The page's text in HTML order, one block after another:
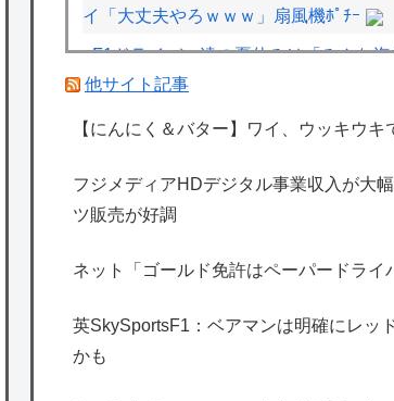
イ「大丈夫やろｗｗｗ」扇風機ﾎﾟﾁｰ
F1ドライバー達の夏休みは「みんな海
な」「南半球にスキーしに行くやついね
か」との意見
増、FODのF1配信や外部プラットフォ
F1ハンガリーGPのアストンマーチン
努力のおかげ」
他サイト記事
【にんにく＆バター】ワイ、ウッキウキ
フジメディアHDデジタル事業収入が大
ツ販売が好調
ネット「ゴールド免許はペーパードラ
英SkySportsF1：ベアマンは明確にレッ
かも